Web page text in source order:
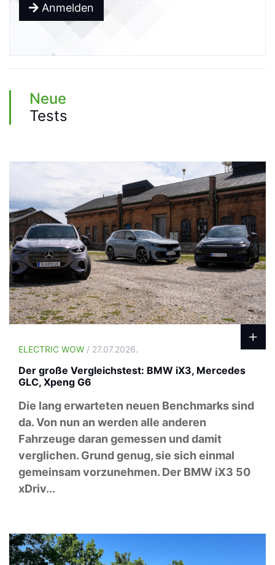
Anmelden
Neue
Tests
ELECTRIC WOW / 27.07.2026.
Der große Vergleichstest: BMW iX3, Mercedes
GLC, Xpeng G6
Die lang erwarteten neuen Benchmarks sind
da. Von nun an werden alle anderen
Fahrzeuge daran gemessen und damit
verglichen. Grund genug, sie sich einmal
gemeinsam vorzunehmen. Der BMW iX3 50
xDriv...